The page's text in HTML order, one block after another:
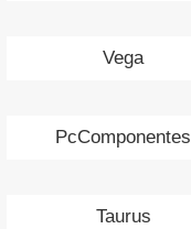
Vega
PcComponentes
Taurus